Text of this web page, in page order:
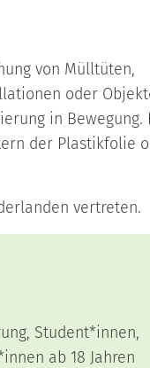
von Mülltüten,
oder
in Bewegung.
der Plastikfolie
vertreten.
Student*innen,
ab 18 Jahren